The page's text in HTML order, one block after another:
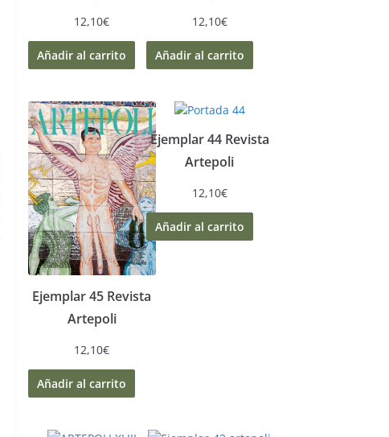
12,10€
Añadir al carrito
12,10€
Añadir al carrito
Ejemplar 45 Revista
Artepoli
12,10€
Añadir al carrito
Ejemplar 44 Revista
Artepoli
12,10€
Añadir al carrito